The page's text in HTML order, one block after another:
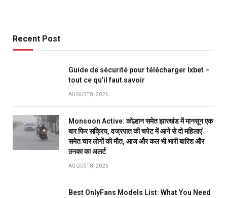
Recent Post
Guide de sécurité pour télécharger Ixbet –
tout ce qu’il faut savoir
AUGUST 8, 2026
Monsoon Active: कोल्हान समेत झारखंड में मानसून एक
बार फिर सक्रिय, वज्रपात की चपेट में आने से दो महिलाएं
समेत चार लोगों की मौत, आज और कल भी भारी बारिश और
ठनका का अलर्ट
AUGUST 8, 2026
Best OnlyFans Models List: What You Need